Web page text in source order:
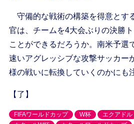
守備的な戦術の構築を得意とす
官は、チームを4大会ぶりの決勝
ことができるだろうか。南米予選
速いアグレッシブな攻撃サッカー
様の戦いに転換していくのかにも
【了】
FIFAワールドカップ W杯 エクアドル